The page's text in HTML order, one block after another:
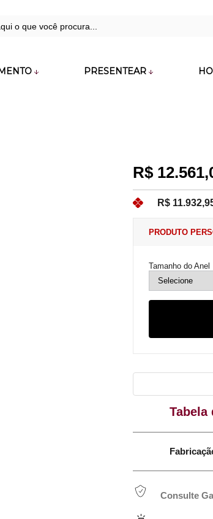
PRESENTEAR
R$
R$
PRODUTO
Tamanho do Anel
Tabela
Fabricação
Consulte